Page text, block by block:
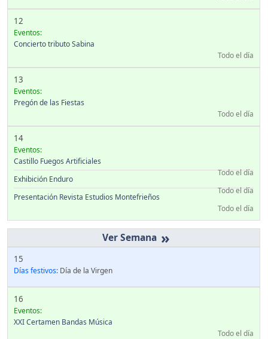
12
Eventos:
Concierto tributo Sabina
Todo el día
13
Eventos:
Pregón de las Fiestas
Todo el día
14
Eventos:
Castillo Fuegos Artificiales
Todo el día
Exhibición Enduro
Todo el día
Presentación Revista Estudios Montefrieños
Todo el día
»
15
Días festivos: Día de la Virgen
16
Eventos:
XXI Certamen Bandas Música
Todo el día